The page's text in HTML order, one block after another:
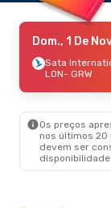
Dom., 1 De
Sata
LON- GRW
Os preços
nos últimos 20
devem ser